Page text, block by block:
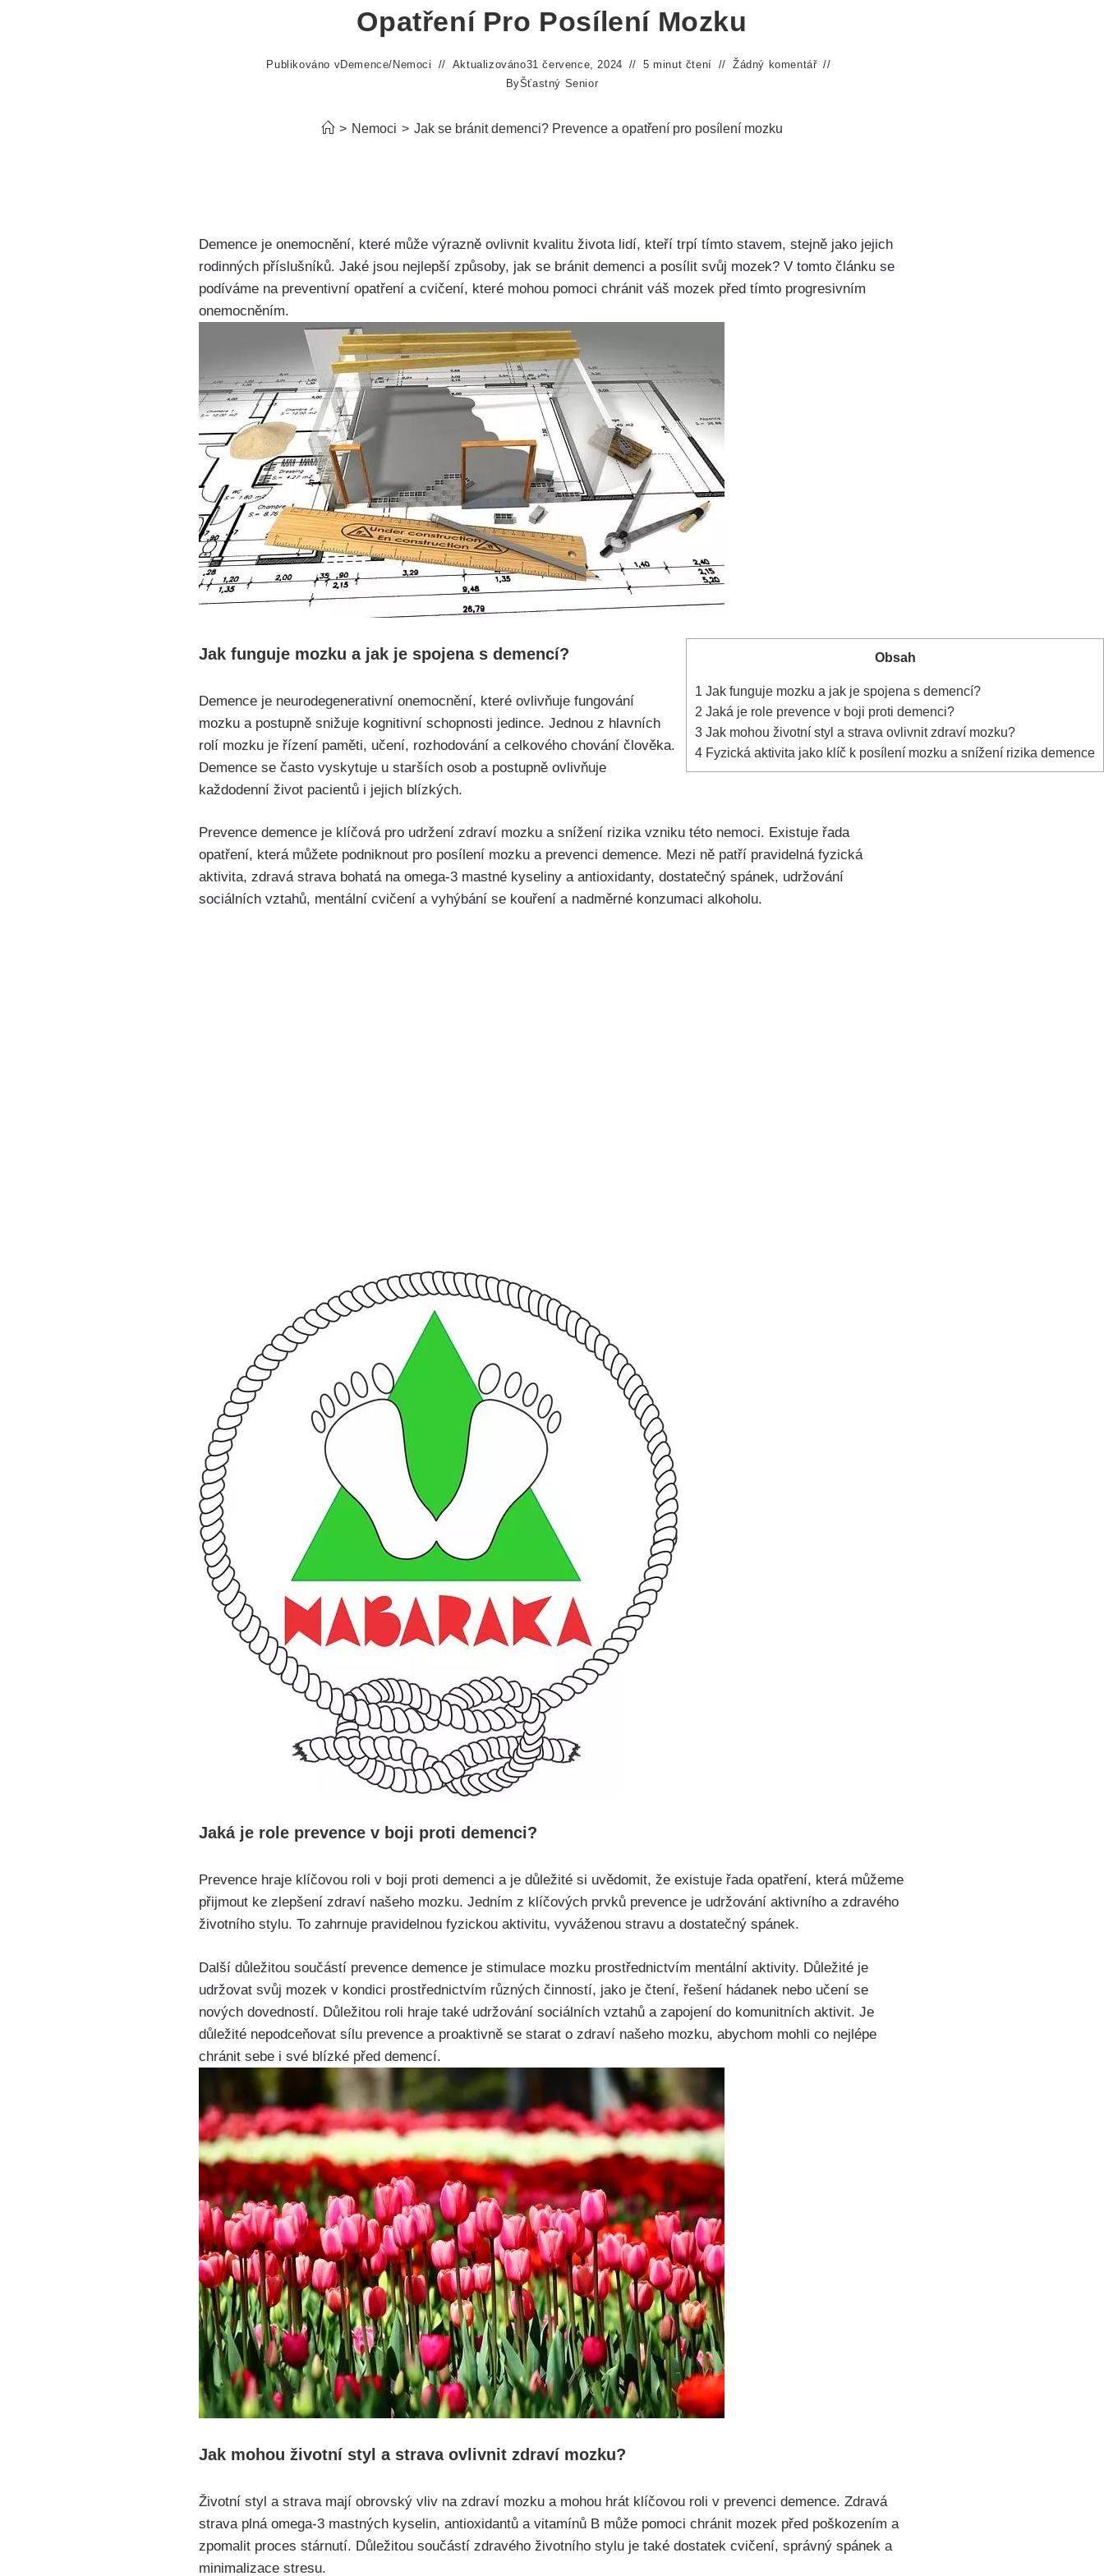
Opatření Pro Posílení Mozku
Publikováno vDemence/ Nemoci Aktualizováno31 července, 2024 5 minut čtení
Žádný komentář
ByŠťastný Senior
> Nemoci > Jak se bránit demenci? Prevence a opatření pro posílení mozku
Demence je onemocnění, které může výrazně ovlivnit kvalitu života lidí, kteří trpí tímto stavem, stejně jako jejich
rodinných příslušníků. Jaké jsou nejlepší způsoby, jak se bránit demenci a posílit svůj mozek? V tomto článku se
podíváme na preventivní opatření a cvičení, které mohou pomoci chránit váš mozek před tímto progresivním
onemocněním.
Obsah
1 Jak funguje mozku a jak je spojena s demencí?
2 Jaká je role prevence v boji proti demenci?
3 Jak mohou životní styl a strava ovlivnit zdraví mozku?
4 Fyzická aktivita jako klíč k posílení mozku a snížení rizika demence
Jak funguje mozku a jak je spojena s demencí?
Demence je neurodegenerativní onemocnění, které ovlivňuje fungování
mozku a postupně snižuje kognitivní schopnosti jedince. Jednou z hlavních
rolí mozku je řízení paměti, učení, rozhodování a celkového chování člověka.
Demence se často vyskytuje u starších osob a postupně ovlivňuje
každodenní život pacientů i jejich blízkých.
Prevence demence je klíčová pro udržení zdraví mozku a snížení rizika vzniku této nemoci. Existuje řada
opatření, která můžete podniknout pro posílení mozku a prevenci demence. Mezi ně patří pravidelná fyzická
aktivita, zdravá strava bohatá na omega-3 mastné kyseliny a antioxidanty, dostatečný spánek, udržování
sociálních vztahů, mentální cvičení a vyhýbání se kouření a nadměrné konzumaci alkoholu.
Jaká je role prevence v boji proti demenci?
Prevence hraje klíčovou roli v boji proti demenci a je důležité si uvědomit, že existuje řada opatření, která můžeme
přijmout ke zlepšení zdraví našeho mozku. Jedním z klíčových prvků prevence je udržování aktivního a zdravého
životního stylu. To zahrnuje pravidelnou fyzickou aktivitu, vyváženou stravu a dostatečný spánek.
Další důležitou součástí prevence demence je stimulace mozku prostřednictvím mentální aktivity. Důležité je
udržovat svůj mozek v kondici prostřednictvím různých činností, jako je čtení, řešení hádanek nebo učení se
nových dovedností. Důležitou roli hraje také udržování sociálních vztahů a zapojení do komunitních aktivit. Je
důležité nepodceňovat sílu prevence a proaktivně se starat o zdraví našeho mozku, abychom mohli co nejlépe
chránit sebe i své blízké před demencí.
Jak mohou životní styl a strava ovlivnit zdraví mozku?
Životní styl a strava mají obrovský vliv na zdraví mozku a mohou hrát klíčovou roli v prevenci demence. Zdravá
strava plná omega-3 mastných kyselin, antioxidantů a vitamínů B může pomoci chránit mozek před poškozením a
zpomalit proces stárnutí. Důležitou součástí zdravého životního stylu je také dostatek cvičení, správný spánek a
minimalizace stresu.